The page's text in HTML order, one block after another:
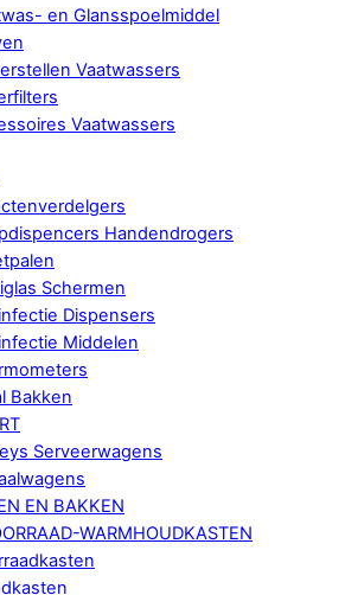
en Glansspoelmiddel
Vaatwassers
Vaatwassers
Handendrogers
Schermen
Dispensers
Middelen
Bakken
Serveerwagens
EN BAKKEN
WARMHOUDKASTEN